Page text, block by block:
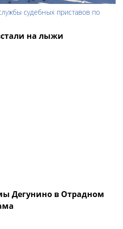
судебных приставов по
на лыжи
Дегунино в Отрадном